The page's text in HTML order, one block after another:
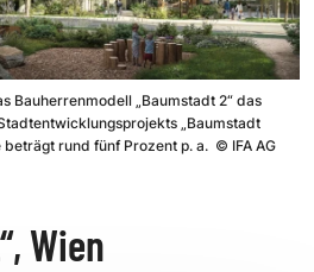
Bauherrenmodell „Baumstadt 2“ das
„Baumstadt
rund fünf Prozent p. a. © IFA AG
Wien